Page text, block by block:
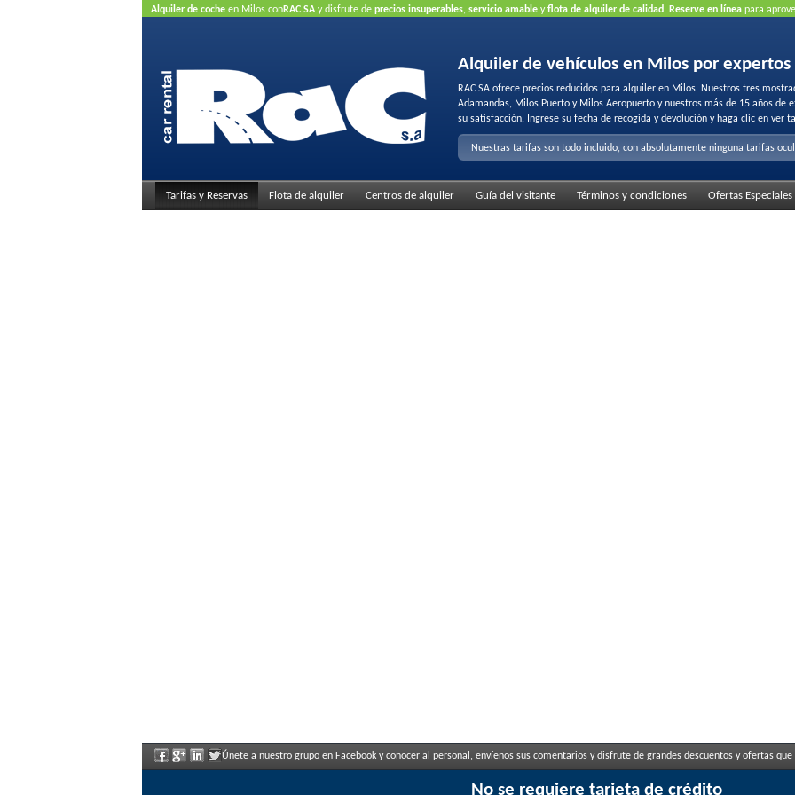
Alquiler de coche en Milos conRAC SA y disfrute de precios insuperables, servicio amable yflota de alquiler de calidad. Reserve en línea para
Alquiler de vehículos en Milos por expertos
RAC SA ofrece precios reducidos para alquiler en Milos. Nuestros tres
Adamandas, Milos Puerto y Milos Aeropuerto y nuestros más de 15 años de
su satisfacción. Ingrese su fecha de recogida y devolución y haga clic en ver
Nuestras tarifas son todo incluido, con absolutamente ninguna tarifas
Tarifas y Reservas Flota de alquiler Centros de alquiler Guía del visitante Términos y condiciones Ofertas Especiales
Únete a nuestro grupo en Facebook y conocer al personal, envíenos sus comentarios y disfrute de grandes descuentos y ofertas
No se requiere tarjeta de crédito